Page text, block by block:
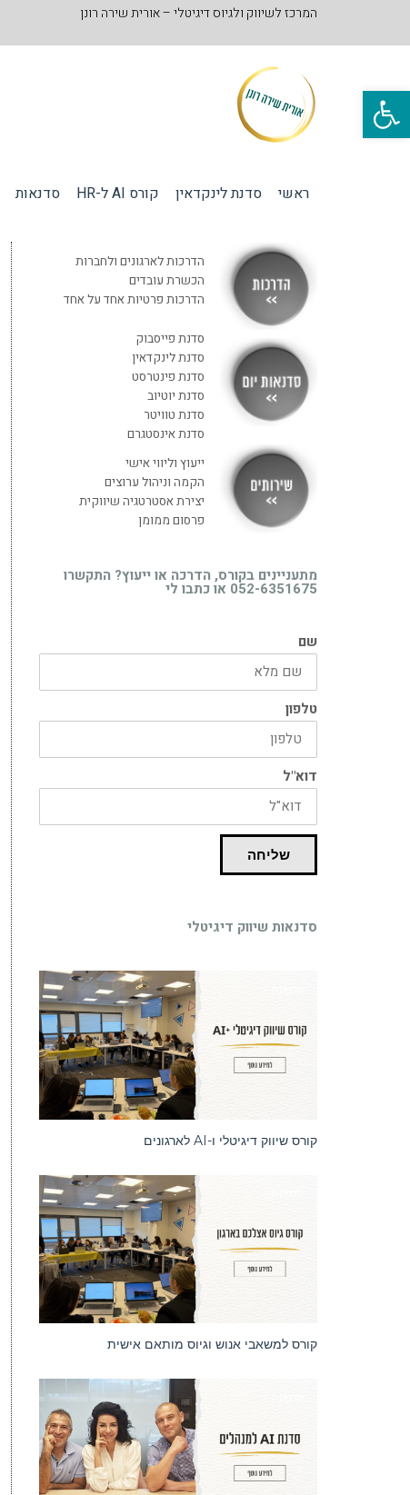
פתח סרגל נגישות
המרכז לשיווק ולגיוס דיגיטלי – אורית שירה רונן
ראשי סדנת לינקדאין קורס AI ל-HR סדנאות
הדרכות לארגונים ולחברות
הכשרת עובדים
הדרכות פרטיות אחד על אחד
סדנת פייסבוק
סדנת לינקדאין
סדנת פינטרסט
סדנת יוטיוב
סדנת טוויטר
סדנת אינסטגרם
ייעוץ וליווי אישי
הקמה וניהול ערוצים
יצירת אסטרטגיה שיווקית
פרסום ממומן
מתעניינים בקורס, הדרכה או ייעוץ? התקשרו
052-6351675 או כתבו לי
שם
טלפון
דוא"ל
שליחה
סדנאות שיווק דיגיטלי
קורס שיווק דיגיטלי ו-AI לארגונים
קורס למשאבי אנוש וגיוס מותאם אישית